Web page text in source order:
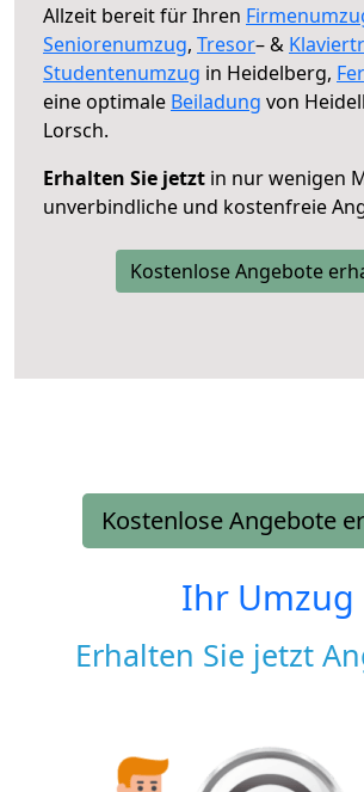
Allzeit bereit für Ihren
Seniorenumzug, Tresor– &
Studentenumzug in Heidelberg,
eine optimale Beiladung von
Lorsch.
Erhalten Sie jetzt in nur wenigen
unverbindliche und kostenfreie
Kostenlose Angebote
Kostenlose Angebote
Ihr Umzug
Erhalten Sie jetzt